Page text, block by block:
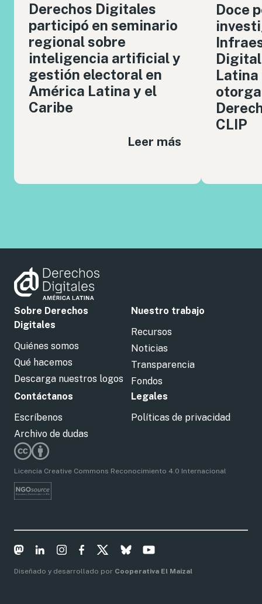
Derechos Digitales
participó en seminario
regional sobre
inteligencia artificial y
gestión electoral en
América Latina y el
Caribe
Leer más
Doce
Latina
CLIP
Sobre Derechos
Digitales
Quiénes somos
Qué hacemos
Descarga nuestros logos
Nuestro trabajo
Recursos
Noticias
Transparencia
Fondos
Contáctanos
Escríbenos
Archivo de dudas
Legales
Políticas de privacidad
Licencia Creative Commons Reconocimiento 4.0 Internacional
Diseñado y desarrollado por Cooperativa El Maizal